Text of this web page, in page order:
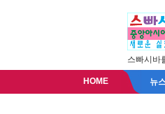
스빠시바
HOME 뉴